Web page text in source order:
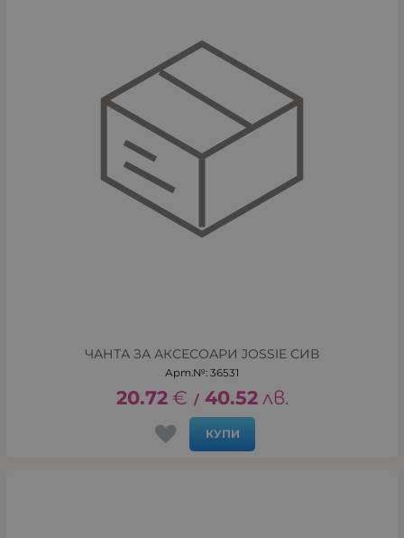
ЧАНТА ЗА АКСЕСОАРИ JOSSIE СИВ
Арт.№: 36531
20.72 € / 40.52 лв.
КУПИ